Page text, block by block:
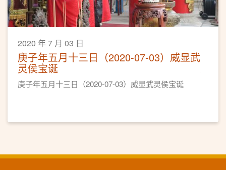
2020 年 7 月 03 日
庚子年五月十三日（2020-07-03）威显武
灵侯宝诞
庚子年五月十三日（2020-07-03）威显武灵侯宝诞